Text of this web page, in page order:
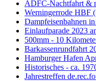
ADFC-Nachtfahrt &
Werningerrode HBF
Dampfeisenbahnen
Einlaufparade 2023
500mm - 10
Barkassenrundfahrt
Hamburger Hafen
Historisches - ca.
Jahrestreffen